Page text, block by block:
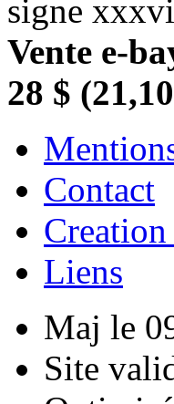
signe
Vente e-
28 $
Contact
Liens
Maj le
Site